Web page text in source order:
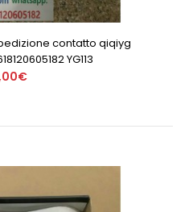
contatto qiqiyg
YG113